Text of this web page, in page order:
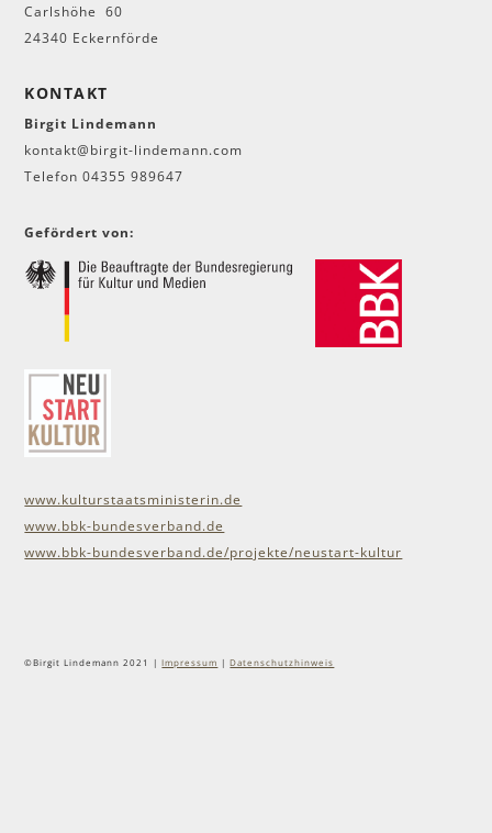
Carlshöhe 60
24340 Eckernförde
KONTAKT
Birgit Lindemann
kontakt@birgit-lindemann.com
Telefon 04355 989647
Gefördert von:
www.kulturstaatsministerin.de
www.bbk-bundesverband.de
www.bbk-bundesverband.de/projekte/neustart-kultur
©Birgit Lindemann 2021 |Impressum |Datenschutzhinweis